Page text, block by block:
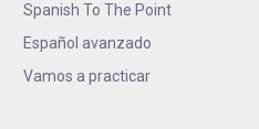
Spanish To The Point
Español avanzado
Vamos a practicar